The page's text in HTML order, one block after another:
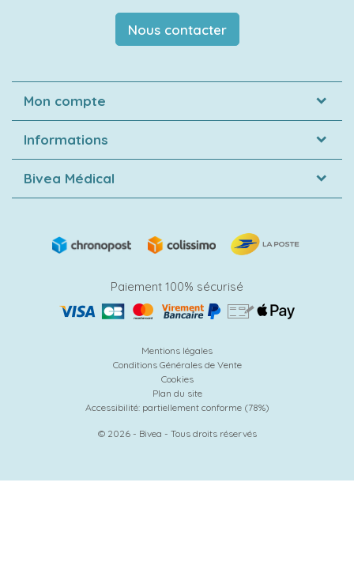
Nous contacter
Mon compte
Informations
Bivea Médical
Paiement 100% sécurisé
Mentions légales
Conditions Générales de Vente
Cookies
Plan du site
Accessibilité: partiellement conforme (78%)
© 2026 - Bivea - Tous droits réservés